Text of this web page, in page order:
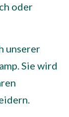
oder
unserer
Sie wird